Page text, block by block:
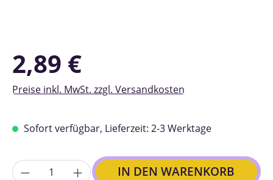
Regulärer Preis:
2,89 €
Preise inkl. MwSt. zzgl. Versandkosten
Sofort verfügbar, Lieferzeit: 2-3 Werktage
Anzahl IN DEN WARENKORB